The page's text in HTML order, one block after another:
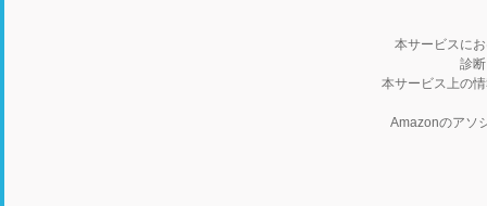
本サービスに
診
本サービス上の
Amazonのアソ